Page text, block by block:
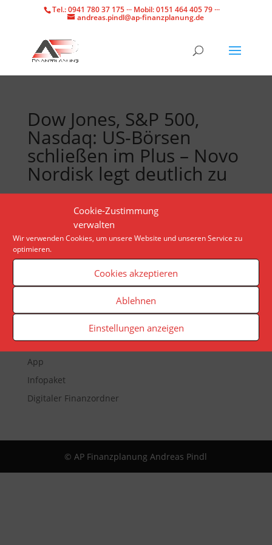
Cookie-Zustimmung
verwalten
Wir verwenden Cookies, um unsere Website und unseren Service zu
optimieren.
Cookies akzeptieren
Ablehnen
Einstellungen anzeigen
Tel.: 0941 780 37 175 ··· Mobil: 0151 464 405 79 ···
andreas.pindl@ap-finanzplanung.de
Dow Jones, S&P 500,
Nasdaq: US-Börsen
schließen im Plus – Novo
Nordisk legt deutlich zu
Der Kurs des dänischen Pharmaunternehmens steigt
wegen positiver Studienergebnisse für das
Medikament Amycretin. Bei Nvidia trennt sich ein
großer Aktionär von 200.000 Aktien.
Reporting
App
Infopaket
Digitaler Finanzordner
© AP Finanzplanung Andreas Pindl